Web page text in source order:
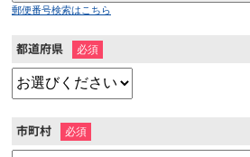
郵便番号検索はこちら
都道府県 ※
市町村 ※